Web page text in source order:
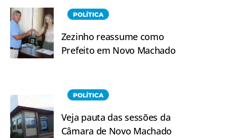
POLÍTICA
Zezinho reassume como
Prefeito em Novo Machado
POLÍTICA
Veja pauta das sessões da
Câmara de Novo Machado